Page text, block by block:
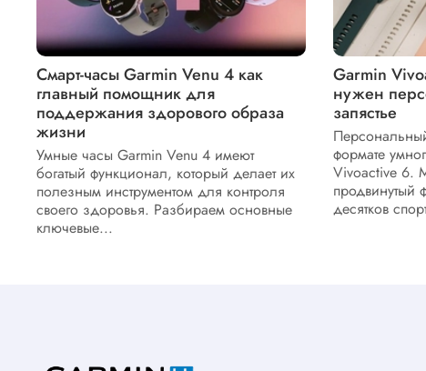
Смарт-часы Garmin Venu 4 как
главный помощник для
поддержания здорового образа
жизни
Умные часы Garmin Venu 4 имеют
богатый функционал, который делает их
полезным инструментом для контроля
своего здоровья. Разбираем основные
ключевые...
Garmin
нужен
запястье
формате
Vivoactive 6.
продвинутый
десятков